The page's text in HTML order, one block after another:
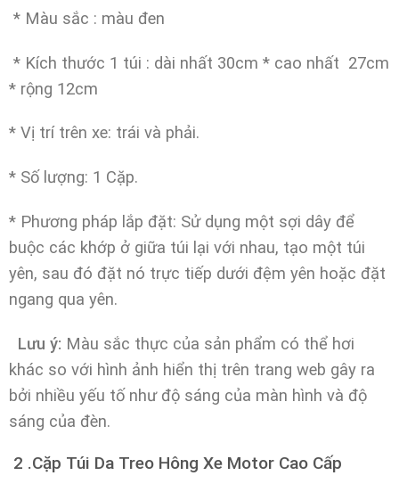
* Màu sắc : màu đen
* Kích thước 1 túi : dài nhất 30cm * cao nhất 27cm
* rộng 12cm
* Vị trí trên xe: trái và phải.
* Số lượng: 1 Cặp.
* Phương pháp lắp đặt: Sử dụng một sợi dây để
buộc các khớp ở giữa túi lại với nhau, tạo một túi
yên, sau đó đặt nó trực tiếp dưới đệm yên hoặc đặt
ngang qua yên.
Lưu ý: Màu sắc thực của sản phẩm có thể hơi
khác so với hình ảnh hiển thị trên trang web gây ra
bởi nhiều yếu tố như độ sáng của màn hình và độ
sáng của đèn.
2 .Cặp Túi Da Treo Hông Xe Motor Cao Cấp